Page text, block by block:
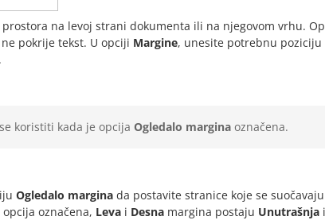
na levoj strani dokumenta ili na njegovom vrhu.
pokrije tekst. U opciji Margine, unesite potrebnu poziciju
koristiti kada je opcija Ogledalo margina označena.
Ogledalo margina da postavite stranice koje se
označena, Leva i Desna margina postaju Unutrašnja i